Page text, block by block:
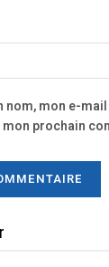
nom, mon e-
prochain